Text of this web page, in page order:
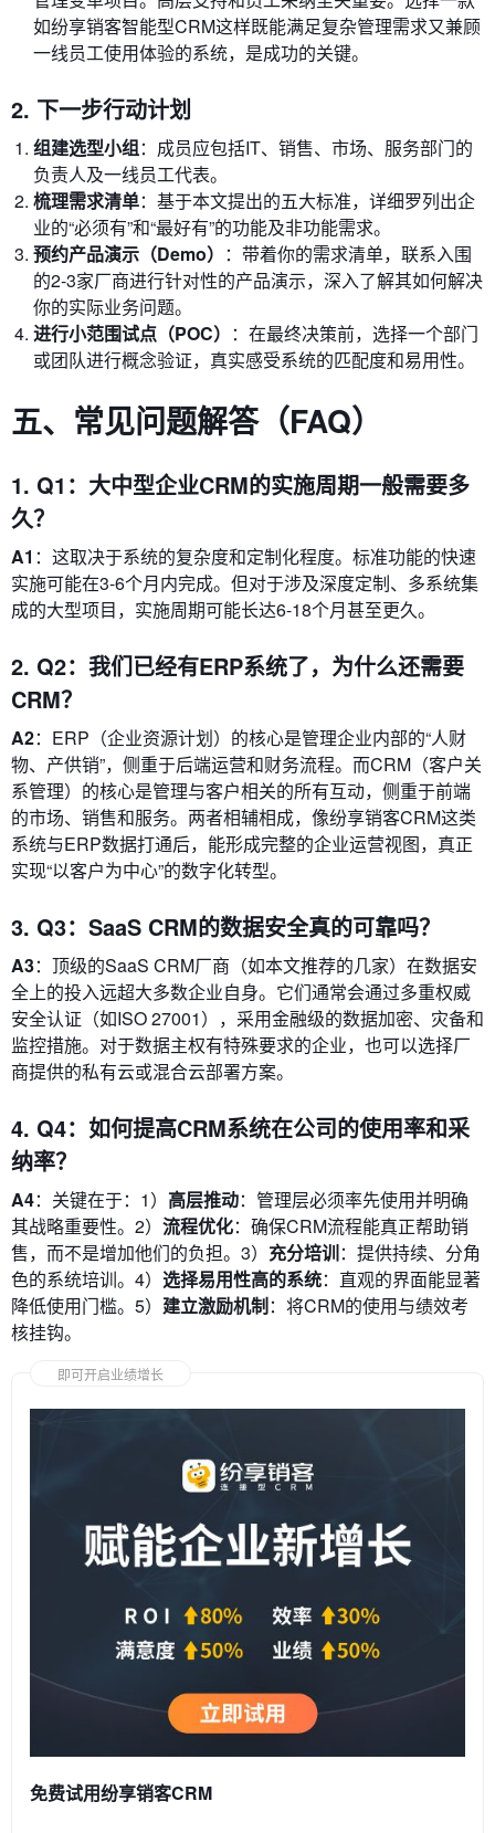
如纷享销客智能型CRM这样既能满足复杂管理需求又兼顾
一线员工使用体验的系统，是成功的关键。
2. 下一步行动计划
组建选型小组：成员应包括IT、销售、市场、服务部门的
负责人及一线员工代表。
梳理需求清单：基于本文提出的五大标准，详细罗列出企
业的“必须有”和“最好有”的功能及非功能需求。
预约产品演示（Demo） ：带着你的需求清单，联系入围
的2-3家厂商进行针对性的产品演示，深入了解其如何解决
你的实际业务问题。
进行小范围试点（POC） ：在最终决策前，选择一个部门
或团队进行概念验证，真实感受系统的匹配度和易用性。
五、常见问题解答（FAQ）
1. Q1：大中型企业CRM的实施周期一般需要多
久？
A1 ：这取决于系统的复杂度和定制化程度。标准功能的快速
实施可能在3-6个月内完成。但对于涉及深度定制、多系统集
成的大型项目，实施周期可能长达6-18个月甚至更久。
2. Q2：我们已经有ERP系统了，为什么还需要
CRM？
A2：ERP（企业资源计划）的核心是管理企业内部的“人财
物、产供销”，侧重于后端运营和财务流程。而CRM（客户关
系管理）的核心是管理与客户相关的所有互动，侧重于前端
的市场、销售和服务。两者相辅相成，像纷享销客CRM这类
系统与ERP数据打通后，能形成完整的企业运营视图，真正
实现“以客户为中心”的数字化转型。
3. Q3：SaaS CRM的数据安全真的可靠吗？
A3：顶级的SaaS CRM厂商（如本文推荐的几家）在数据安
全上的投入远超大多数企业自身。它们通常会通过多重权威
安全认证（如ISO 27001），采用金融级的数据加密、灾备和
监控措施。对于数据主权有特殊要求的企业，也可以选择厂
商提供的私有云或混合云部署方案。
4. Q4：如何提高CRM系统在公司的使用率和采
纳率？
A4：关键在于：1） 高层推动：管理层必须率先使用并明确
其战略重要性。2） 流程优化：确保CRM流程能真正帮助销
售，而不是增加他们的负担。3） 充分培训：提供持续、分角
色的系统培训。4） 选择易用性高的系统：直观的界面能显著
降低使用门槛。5） 建立激励机制：将CRM的使用与绩效考
核挂钩。
即可开启业绩增长
免费试用纷享销客CRM